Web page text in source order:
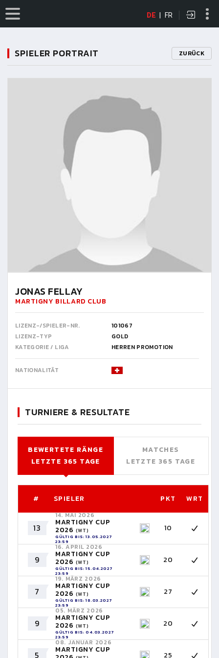
DE | FR
SPIELER PORTRAIT ZURÜCK
JONAS FELLAY
MARTIGNY BILLARD CLUB
LIZENZ-/SPIELER-NR.
101067
LIZENZ-TYP
GOLD
KATEGORIE / LIGA
HERREN PROMOTION
NATIONALITÄT
TURNIERE & RESULTATE
BEWERTETE RÄNGE
LETZTE 365 TAGE
MATCHES
LETZTE 365 TAGE
# SPIELER PKT WRT
13
14. MAI 2026
MARTIGNY CUP
2026 (WT)
GÜLTIG BIS: 13.05.2027
23:59
10
9
16. APRIL 2026
MARTIGNY CUP
2026 (WT)
GÜLTIG BIS: 15.04.2027
23:59
20
7
19. MÄRZ 2026
MARTIGNY CUP
2026 (WT)
GÜLTIG BIS: 18.03.2027
23:59
27
9
05. MÄRZ 2026
MARTIGNY CUP
2026 (WT)
GÜLTIG BIS: 04.03.2027
23:59
20
5
08. JANUAR 2026
MARTIGNY CUP
25